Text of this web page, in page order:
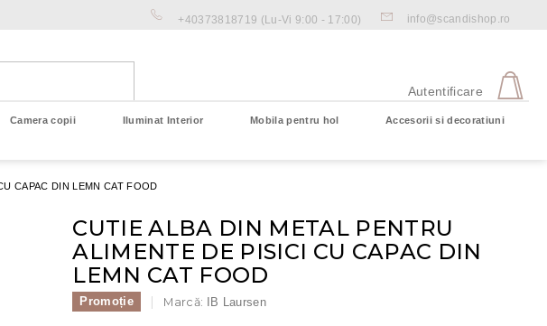
+40373818719 (Lu-Vi 9:00 - 17:00) info@scandishop.ro
Autentificare
Camera copii Iluminat Interior Mobila pentru hol Accesorii si decoratiuni
CAPAC DIN LEMN CAT FOOD
CUTIE ALBA DIN METAL PENTRU
ALIMENTE DE PISICI CU CAPAC DIN
LEMN CAT FOOD
Promoție Marcă: IB Laursen